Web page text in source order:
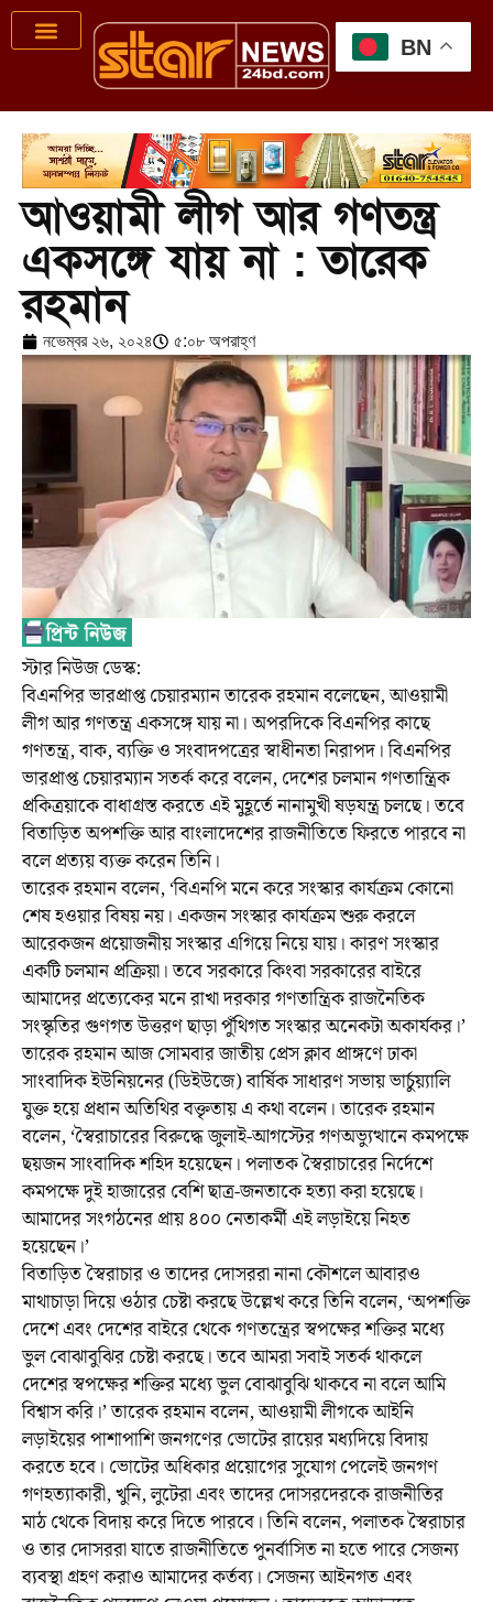
আওয়ামী লীগ আর গণতন্ত্র
একসঙ্গে যায় না : তারেক
রহমান
নভেম্বর ২৬, ২০২৪ ৫:০৮ অপরাহ্ণ
স্টার নিউজ ডেস্ক:
বিএনপির ভারপ্রাপ্ত চেয়ারম্যান তারেক রহমান বলেছেন, আওয়ামী
লীগ আর গণতন্ত্র একসঙ্গে যায় না। অপরদিকে বিএনপির কাছে
গণতন্ত্র, বাক, ব্যক্তি ও সংবাদপত্রের স্বাধীনতা নিরাপদ। বিএনপির
ভারপ্রাপ্ত চেয়ারম্যান সতর্ক করে বলেন, দেশের চলমান গণতান্ত্রিক
প্রকিত্রয়াকে বাধাগ্রস্ত করতে এই মুহূর্তে নানামুখী ষড়যন্ত্র চলছে। তবে
বিতাড়িত অপশক্তি আর বাংলাদেশের রাজনীতিতে ফিরতে পারবে না
বলে প্রত্যয় ব্যক্ত করেন তিনি।
তারেক রহমান বলেন, ‘বিএনপি মনে করে সংস্কার কার্যক্রম কোনো
শেষ হওয়ার বিষয় নয়। একজন সংস্কার কার্যক্রম শুরু করলে
আরেকজন প্রয়োজনীয় সংস্কার এগিয়ে নিয়ে যায়। কারণ সংস্কার
একটি চলমান প্রক্রিয়া। তবে সরকারে কিংবা সরকারের বাইরে
আমাদের প্রত্যেকের মনে রাখা দরকার গণতান্ত্রিক রাজনৈতিক
সংস্কৃতির গুণগত উত্তরণ ছাড়া পুঁথিগত সংস্কার অনেকটা অকার্যকর।’
তারেক রহমান আজ সোমবার জাতীয় প্রেস ক্লাব প্রাঙ্গণে ঢাকা
সাংবাদিক ইউনিয়নের (ডিইউজে) বার্ষিক সাধারণ সভায় ভার্চুয়্যালি
যুক্ত হয়ে প্রধান অতিথির বক্তৃতায় এ কথা বলেন। তারেক রহমান
বলেন, ‘স্বৈরাচারের বিরুদ্ধে জুলাই-আগস্টের গণঅভ্যুত্থানে কমপক্ষে
ছয়জন সাংবাদিক শহিদ হয়েছেন। পলাতক স্বৈরাচারের নির্দেশে
কমপক্ষে দুই হাজারের বেশি ছাত্র-জনতাকে হত্যা করা হয়েছে।
আমাদের সংগঠনের প্রায় ৪০০ নেতাকর্মী এই লড়াইয়ে নিহত
হয়েছেন।’
বিতাড়িত স্বৈরাচার ও তাদের দোসররা নানা কৌশলে আবারও
মাথাচাড়া দিয়ে ওঠার চেষ্টা করছে উল্লেখ করে তিনি বলেন, ‘অপশক্তি
দেশে এবং দেশের বাইরে থেকে গণতন্ত্রের স্বপক্ষের শক্তির মধ্যে
ভুল বোঝাবুঝির চেষ্টা করছে। তবে আমরা সবাই সতর্ক থাকলে
দেশের স্বপক্ষের শক্তির মধ্যে ভুল বোঝাবুঝি থাকবে না বলে আমি
বিশ্বাস করি।’ তারেক রহমান বলেন, আওয়ামী লীগকে আইনি
লড়াইয়ের পাশাপাশি জনগণের ভোটের রায়ের মধ্যদিয়ে বিদায়
করতে হবে। ভোটের অধিকার প্রয়োগের সুযোগ পেলেই জনগণ
গণহত্যাকারী, খুনি, লুটেরা এবং তাদের দোসরদেরকে রাজনীতির
মাঠ থেকে বিদায় করে দিতে পারবে। তিনি বলেন, পলাতক স্বৈরাচার
ও তার দোসররা যাতে রাজনীতিতে পুনর্বাসিত না হতে পারে সেজন্য
ব্যবস্থা গ্রহণ করাও আমাদের কর্তব্য। সেজন্য আইনগত এবং
BN